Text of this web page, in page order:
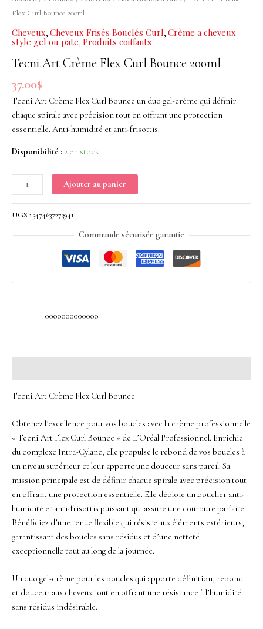
Flex Curl Bounce 200ml
Cheveux, Cheveux Frisés Bouclés Curl, Crème a cheveux
style gel ou pate, Produits coiffants
Tecni.Art Crème Flex Curl Bounce 200ml
37.00$
Tecni.Art Crème Flex Curl Bounce un duo gel-crème qui définir
chaque spirale avec précision tout en offrant une protection
essentielle. Anti-humidité et anti-frisottis.
Disponibilité : 2 en stock
Curl
200ml
Ajouter au panier
UGS : 3474637273941
Commande sécurisée garantie
0000000000000
Tecni.Art Crème Flex Curl Bounce
Obtenez l’excellence pour vos boucles avec la crème professionnelle
« Tecni.Art Flex Curl Bounce » de L’Oréal Professionnel. Enrichie
du complexe Intra-Cylane, elle propulse le rebond de vos boucles à
un niveau supérieur et leur apporte une douceur sans pareil. Sa
mission principale est de définir chaque spirale avec précision tout
en offrant une protection essentielle. Elle déploie un bouclier anti-
humidité et anti-frisottis puissant qui assure une courbure parfaite.
Bénéficiez d’une tenue flexible qui résiste aux éléments extérieurs,
garantissant des boucles sans résidus et d’une netteté
exceptionnelle tout au long de la journée.
Un duo gel-crème pour les boucles qui apporte définition, rebond
et douceur aux cheveux tout en offrant une résistance à l’humidité
sans résidus indésirable.